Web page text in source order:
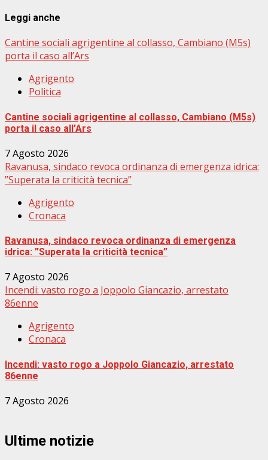
Leggi anche
Cantine sociali agrigentine al collasso, Cambiano (M5s)
porta il caso all’Ars
Agrigento
Politica
Cantine sociali agrigentine al collasso, Cambiano (M5s)
porta il caso all’Ars
7 Agosto 2026
Ravanusa, sindaco revoca ordinanza di emergenza idrica:
”Superata la criticità tecnica”
Agrigento
Cronaca
Ravanusa, sindaco revoca ordinanza di emergenza
idrica: ”Superata la criticità tecnica”
7 Agosto 2026
Incendi: vasto rogo a Joppolo Giancazio, arrestato
86enne
Agrigento
Cronaca
Incendi: vasto rogo a Joppolo Giancazio, arrestato
86enne
7 Agosto 2026
Ultime notizie